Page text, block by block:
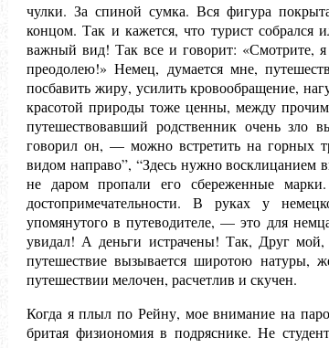
чулки. За спиной сумка. Вся фигура
концом. Так и кажется, что турист
важный вид! Так все и говорит: «Смотрите,
преодолею!» Немец, думается мне,
посбавить жиру, усилить кровообращение,
красотой природы тоже ценны, между
путешествовавший родственник очень
говорил он, — можно встретить на горных
видом направо”, “Здесь нужно восклицанием
не даром пропали его сбереженные
достопримечательности. В руках у
упомянутого в путеводителе, — это для
увидал! А деньги истрачены! Так, Друг
путешествие вызывается широтою
путешествии мелочен, расчетлив и скучен.
Когда я плыл по Рейну, мое внимание на
бритая физиономия в подряснике. Не